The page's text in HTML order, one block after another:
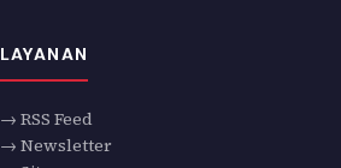
LAYANAN
→ RSS Feed
→ Newsletter